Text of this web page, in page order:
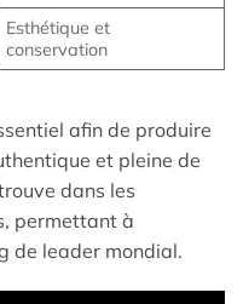
Esthétique et
conservation
afin de produire
et pleine de
dans les
permettant à
de leader mondial.